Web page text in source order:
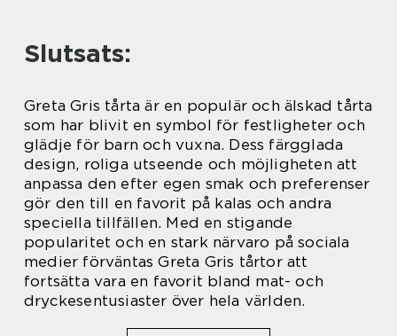
Slutsats:
Greta Gris tårta är en populär och älskad tårta
som har blivit en symbol för festligheter och
glädje för barn och vuxna. Dess färgglada
design, roliga utseende och möjligheten att
anpassa den efter egen smak och preferenser
gör den till en favorit på kalas och andra
speciella tillfällen. Med en stigande
popularitet och en stark närvaro på sociala
medier förväntas Greta Gris tårtor att
fortsätta vara en favorit bland mat- och
dryckesentusiaster över hela världen.